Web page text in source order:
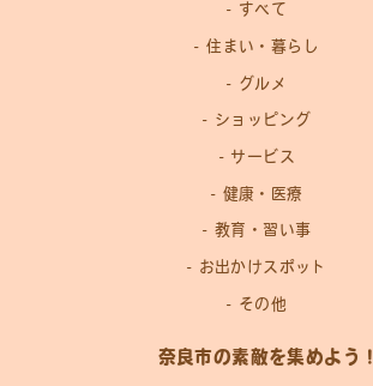
すべて
住まい・暮らし
グルメ
ショッピング
サービス
健康・医療
教育・習い事
お出かけスポット
その他
奈良市の素敵を集めよう！